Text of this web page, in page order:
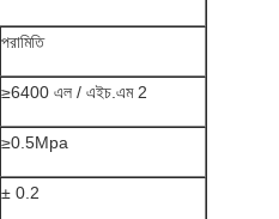
পরামিতি
≥6400 এল / এইচ.এম 2
≥0.5Mpa
± 0.2